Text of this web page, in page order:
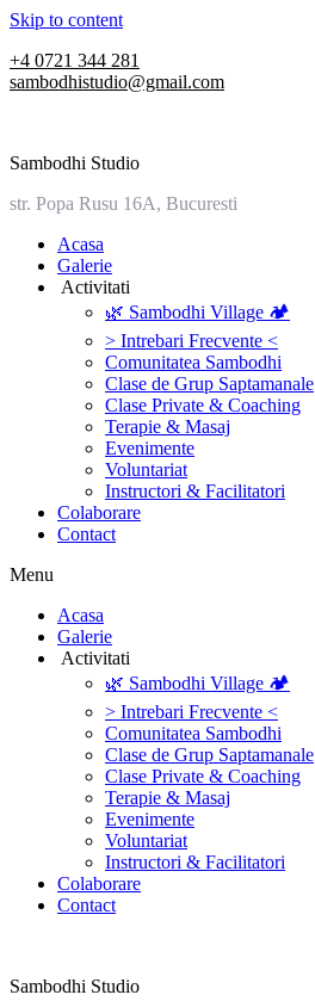
Skip to content
+4 0721 344 281
sambodhistudio@gmail.com
Sambodhi Studio
str. Popa Rusu 16A, Bucuresti
‎Acasa
Galerie
‎ ‎Activitati‎
🌿 Sambodhi Village 🏕️
> Intrebari Frecvente <
Comunitatea Sambodhi
Clase de Grup Saptamanale
Clase Private & Coaching
Terapie & Masaj
‎Evenimente
Voluntariat
‏‏‎Instructori & Facilitatori
Colaborare
Contact
Menu
‎Acasa
Galerie
‎ ‎Activitati‎
🌿 Sambodhi Village 🏕️
> Intrebari Frecvente <
Comunitatea Sambodhi
Clase de Grup Saptamanale
Clase Private & Coaching
Terapie & Masaj
‎Evenimente
Voluntariat
‏‏‎Instructori & Facilitatori
Colaborare
Contact
Sambodhi Studio